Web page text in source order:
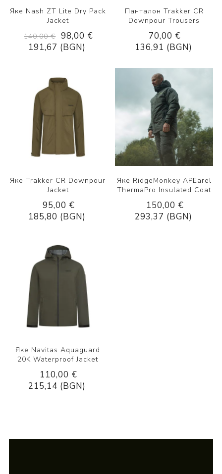
Яке Nash ZT Lite Dry Pack
Jacket
140,00 € 98,00 €
191,67 (BGN)
Панталон Trakker CR
Downpour Trousers
70,00 €
136,91 (BGN)
Яке Trakker CR Downpour
Jacket
95,00 €
185,80 (BGN)
Яке RidgeMonkey APEarel
ThermaPro Insulated Coat
150,00 €
293,37 (BGN)
Яке Navitas Aquaguard
20K Waterproof Jacket
110,00 €
215,14 (BGN)